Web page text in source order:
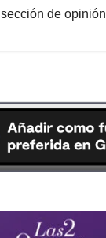
sección de opinión